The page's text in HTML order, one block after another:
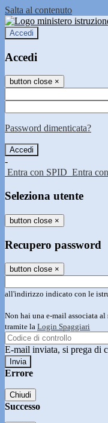
Salta al contenuto
Accedi
Accedi
button close ×
Password dimenticata?
-
Entra con SPID Entra
Seleziona utente
button close ×
Recupero password
button close ×
all'indirizzo indicato con le
Non hai una e-mail associata
tramite la Login Spaggiari
E-mail inviata, si prega di
Errore
Chiudi
Successo